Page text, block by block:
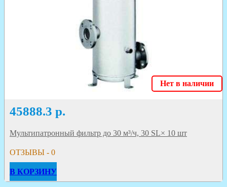
Нет в наличии
45888.3 р.
Мультипатронный фильтр до 30 м³/ч, 30 SL× 10 шт
ОТЗЫВЫ - 0
В КОРЗИНУ